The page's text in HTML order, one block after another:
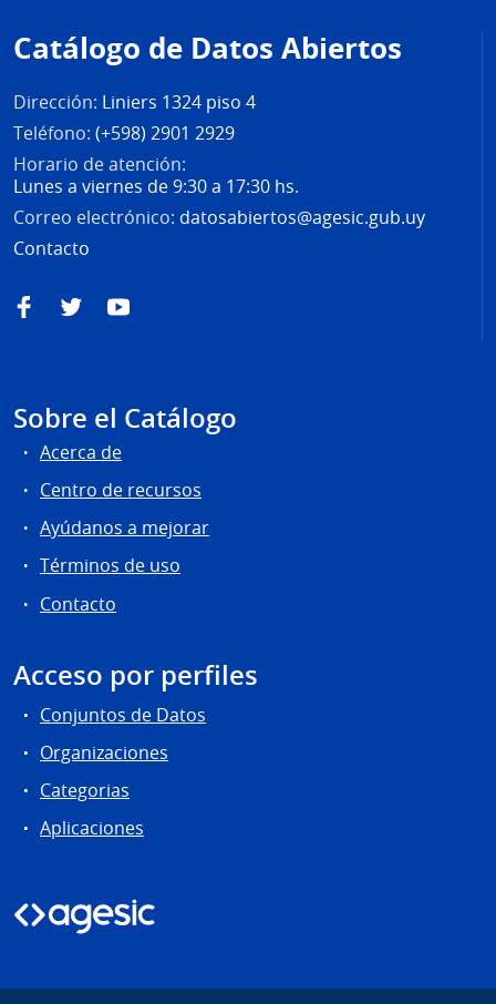
de
página
Catálogo de Datos Abiertos
Dirección: Liniers 1324 piso 4
Teléfono: (+598) 2901 2929
Horario de atención:
Lunes a viernes de 9:30 a 17:30 hs.
Correo electrónico: datosabiertos@agesic.gub.uy
Contacto
FacebookTwitterYouTube
Sobre el Catálogo
Acerca de
Centro de recursos
Ayúdanos a mejorar
Términos de uso
Contacto
Acceso por perfiles
Conjuntos de Datos
Organizaciones
Categorias
Aplicaciones